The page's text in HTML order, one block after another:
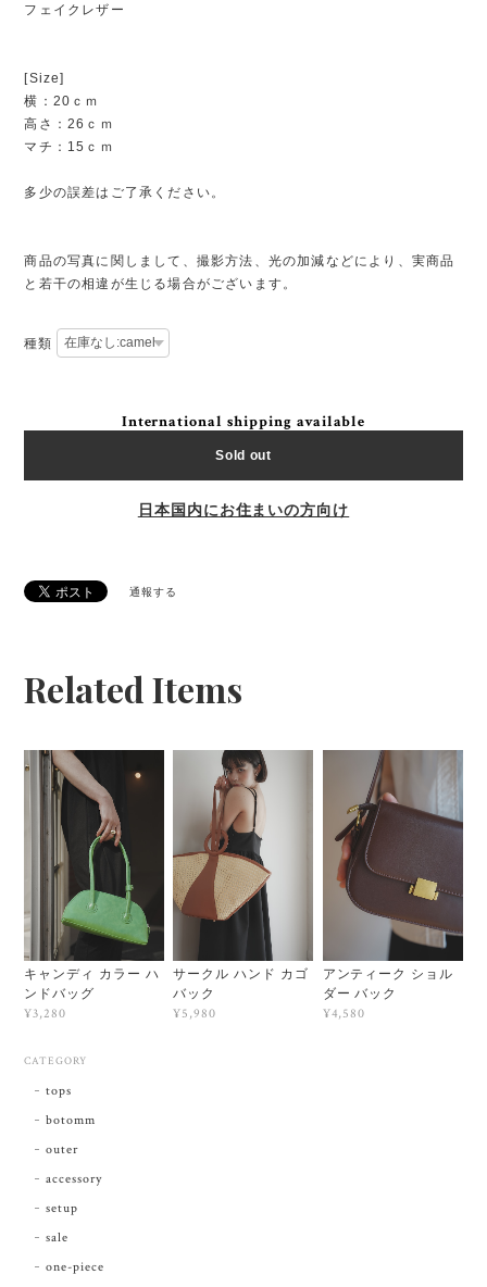
フェイクレザー
[Size]
横：20ｃｍ
高さ：26ｃｍ
マチ：15ｃｍ
多少の誤差はご了承ください。
商品の写真に関しまして、撮影方法、光の加減などにより、実商品
と若干の相違が生じる場合がございます。
種類
International shipping available
Sold out
日本国内にお住まいの方向け
通報する
Related Items
キャンディ カラー ハ
ンドバッグ
¥3,280
サークル ハンド カゴ
バック
¥5,980
アンティーク ショル
ダー バック
¥4,580
CATEGORY
tops
botomm
outer
accessory
setup
sale
one-piece